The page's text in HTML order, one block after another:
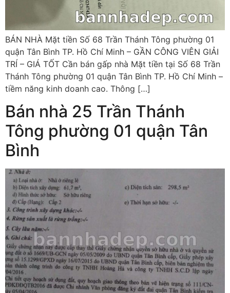
BÁN NHÀ Mặt tiền Số 68 Trần Thánh Tông phường 01
quận Tân Bình TP. Hồ Chí Minh – GẦN CÔNG VIÊN GIẢI
TRÍ – GIÁ TỐT Cần bán gấp nhà Mặt tiền tại Số 68 Trần
Thánh Tông phường 01 quận Tân Bình TP. Hồ Chí Minh –
tiềm năng kinh doanh cao. Thông […]
Bán nhà 25 Trần Thánh
Tông phường 01 quận Tân
Bình